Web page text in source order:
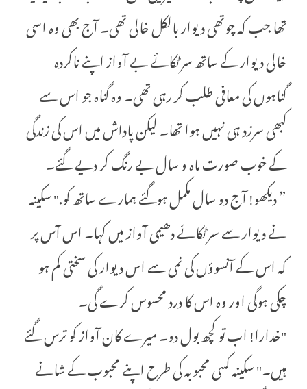
تھا جب کہ چوتھی دیوار بالکل خالی تھی۔ آج بھی وہ اسی
خالی دیوار کے ساتھ سر ٹکائے بے آواز اپنے ناکردہ
گناہوں کی معافی طلب کر رہی تھی۔ وہ گناہ جو اس سے
کبھی سرزد ہی نہیں ہوا تھا۔ لیکن پاداش میں اس کی زندگی
کے خوب صورت ماہ و سال بے رنگ کر دیے گئے۔
” دیکھو! آج دو سال مکمل ہوگئے ہمارے ساتھ کو." سکینہ
نے دیوار سے سر ٹکائے دھیمی آواز میں کہا۔ اس آس پر
کہ اس کے آنسوؤں کی نمی سے اس دیوار کی سختی کم ہو
چکی ہوگی اور وہ اس کا درد محسوس کرے گی۔
"خدارا! اب تو کچھ بول دو۔ میرے کان آواز کو ترس گئے
ہیں۔" سکینہ کسی محبوبہ کی طرح اپنے محبوب کے شانے